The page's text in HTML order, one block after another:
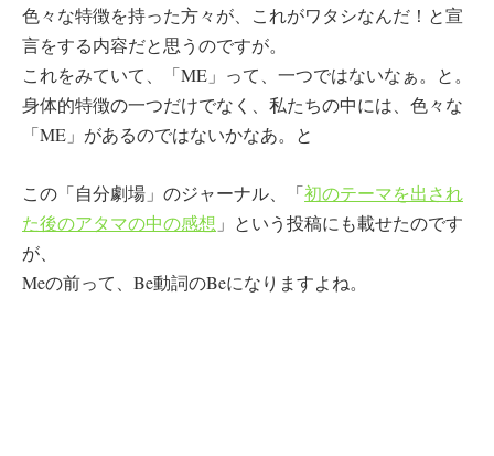
色々な特徴を持った方々が、これがワタシなんだ！と宣
言をする内容だと思うのですが。
これをみていて、「ME」って、一つではないなぁ。と。
身体的特徴の一つだけでなく、私たちの中には、色々な
「ME」があるのではないかなあ。と
この「自分劇場」のジャーナル、「初のテーマを出され
た後のアタマの中の感想 」という投稿にも載せたのです
が、
Meの前って、Be動詞のBeになりますよね。